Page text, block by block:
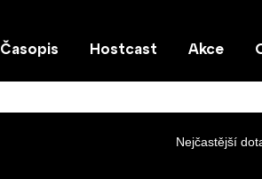
Časopis Hostcast Akce
Nejčastější